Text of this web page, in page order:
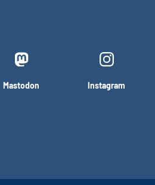
Mastodon Instagram